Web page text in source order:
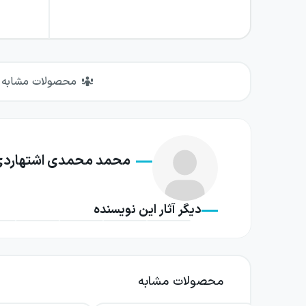
محصولات مشابه
محمد محمدی
دیگر آثار این نویسنده
محصولات مشابه